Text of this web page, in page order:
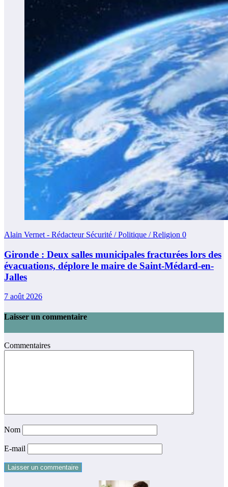
Alain Vernet - Rédacteur Sécurité / Politique / Religion 0
Gironde : Deux salles municipales fracturées lors des
évacuations, déplore le maire de Saint-Médard-en-
Jalles
7 août 2026
Laisser un commentaire
Commentaires
Nom
E-mail